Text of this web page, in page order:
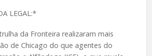
LEGAL:*
da Fronteira realizaram mais
de Chicago do que agentes do